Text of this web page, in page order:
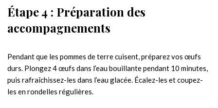
Étape 4 : Préparation des
accompagnements
Pendant que les pommes de terre cuisent, préparez vos œufs
durs. Plongez 4 œufs dans l’eau bouillante pendant 10 minutes,
puis rafraîchissez-les dans l’eau glacée. Écalez-les et coupez-
les en rondelles régulières.